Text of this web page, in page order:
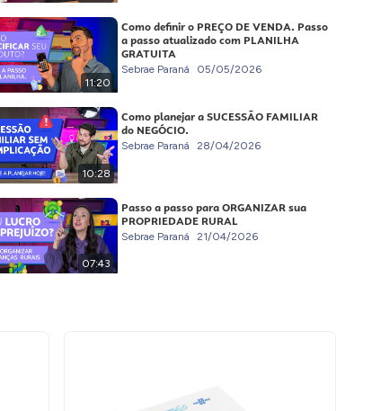
11:20
Como definir o PREÇO DE VENDA. Passo
a passo atualizado com PLANILHA
GRATUITA
Sebrae Paraná 05/05/2026
10:28
Como planejar a SUCESSÃO FAMILIAR
do NEGÓCIO.
Sebrae Paraná 28/04/2026
07:43
Passo a passo para ORGANIZAR sua
PROPRIEDADE RURAL
Sebrae Paraná 21/04/2026